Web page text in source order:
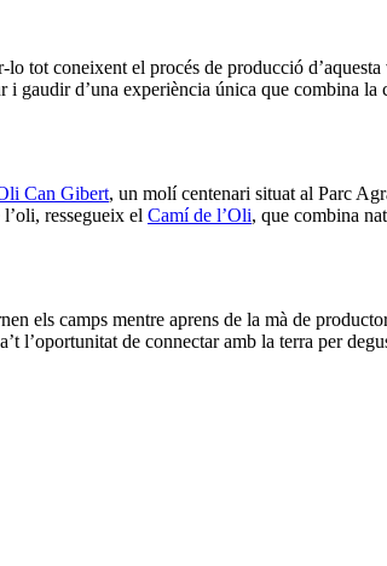
tot coneixent el procés de producció
gaudir d’una experiència única que combina
Can Gibert, un molí centenari situat al Parc
ressegueix el Camí de l’Oli, que combina
els camps mentre aprens de la mà de
l’oportunitat de connectar amb la terra per